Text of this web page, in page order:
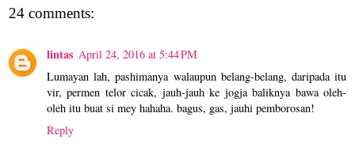
24 comments:
lintas April 24, 2016 at 5:44 PM
Lumayan lah, pashimanya walaupun belang-belang, daripada itu
vir, permen telor cicak, jauh-jauh ke jogja baliknya bawa oleh-
oleh itu buat si mey hahaha. bagus, gas, jauhi pemborosan!
Reply